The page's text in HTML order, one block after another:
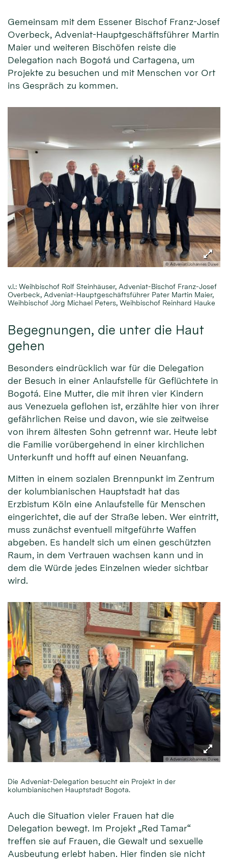
Gemeinsam mit dem Essener Bischof Franz-Josef
Overbeck, Adveniat-Hauptgeschäftsführer Martin
Maier und weiteren Bischöfen reiste die
Delegation nach Bogotá und Cartagena, um
Projekte zu besuchen und mit Menschen vor Ort
ins Gespräch zu kommen.
© Adveniat/Johannes Duwe
v.l.: Weihbischof Rolf Steinhäuser, Adveniat-Bischof Franz-Josef
Overbeck, Adveniat-Hauptgeschäftsführer Pater Martin Maier,
Weihbischof Jörg Michael Peters, Weihbischof Reinhard Hauke
Begegnungen, die unter die Haut
gehen
Besonders eindrücklich war für die Delegation
der Besuch in einer Anlaufstelle für Geflüchtete in
Bogotá. Eine Mutter, die mit ihren vier Kindern
aus Venezuela geflohen ist, erzählte hier von ihrer
gefährlichen Reise und davon, wie sie zeitweise
von ihrem ältesten Sohn getrennt war. Heute lebt
die Familie vorübergehend in einer kirchlichen
Unterkunft und hofft auf einen Neuanfang.
Mitten in einem sozialen Brennpunkt im Zentrum
der kolumbianischen Hauptstadt hat das
Erzbistum Köln eine Anlaufstelle für Menschen
eingerichtet, die auf der Straße leben. Wer eintritt,
muss zunächst eventuell mitgeführte Waffen
abgeben. Es handelt sich um einen geschützten
Raum, in dem Vertrauen wachsen kann und in
dem die Würde jedes Einzelnen wieder sichtbar
wird.
© Adveniat/Johannes Duwe
Die Adveniat-Delegation besucht ein Projekt in der
kolumbianischen Hauptstadt Bogota.
Auch die Situation vieler Frauen hat die
Delegation bewegt. Im Projekt „Red Tamar“
treffen sie auf Frauen, die Gewalt und sexuelle
Ausbeutung erlebt haben. Hier finden sie nicht